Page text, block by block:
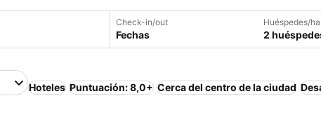
Check-in/out
Fechas
Huéspedes/
2
Hoteles Puntuación: 8,0+ Cerca del centro de la ciudad